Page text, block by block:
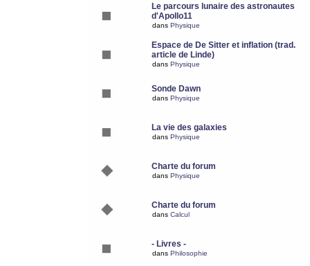
Le parcours lunaire des astronautes
d'Apollo11
dans Physique
Espace de De Sitter et inflation (trad.
article de Linde)
dans Physique
Sonde Dawn
dans Physique
La vie des galaxies
dans Physique
Charte du forum
dans Physique
Charte du forum
dans Calcul
- Livres -
dans Philosophie